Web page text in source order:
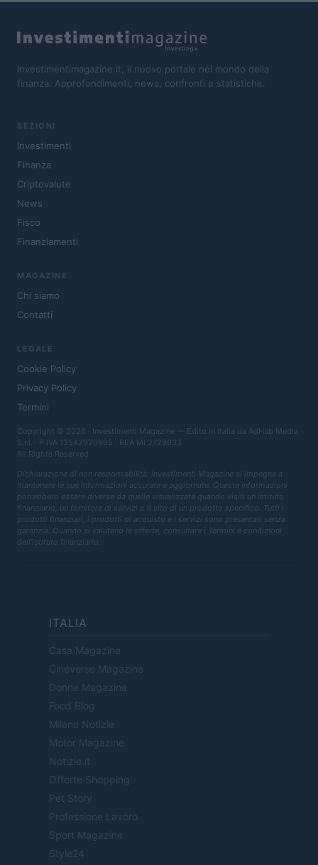
Investimentimagazine.it, il nuovo portale nel mondo della
finanza. Approfondimenti, news, confronti e statistiche.
SEZIONI
Investimenti
Finanza
Criptovalute
News
Fisco
Finanziamenti
MAGAZINE
Chi siamo
Contatti
LEGALE
Cookie Policy
Privacy Policy
Termini
Copyright © 2026 · Investimenti Magazine — Edito in Italia da AdHub Media
S.r.l. · P.IVA 13542920965 · REA MI 2729933
All Rights Reserved
Dichiarazione di non responsabilità: Investimenti Magazine si impegna a
mantenere le sue informazioni accurate e aggiornate. Queste informazioni
potrebbero essere diverse da quelle visualizzate quando visiti un istituto
finanziario, un fornitore di servizi o il sito di un prodotto specifico. Tutti i
prodotti finanziari, i prodotti di acquisto e i servizi sono presentati senza
garanzia. Quando si valutano le offerte, consultare i Termini e condizioni
dell'istituto finanziario.
ITALIA
Casa Magazine
Cineverse Magazine
Donne Magazine
Food Blog
Milano Notizie
Motor Magazine
Notizie.it
Offerte Shopping
Pet Story
Professione Lavoro
Sport Magazine
Style24